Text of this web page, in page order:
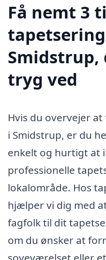
Få nemt 3
tryg ved
Hvis du overvejer
i Smidstrup, er du
enkelt og hurtigt at
professionelle
lokalområde. Hos
hjælper vi dig med
fagfolk til dit
om du ønsker at